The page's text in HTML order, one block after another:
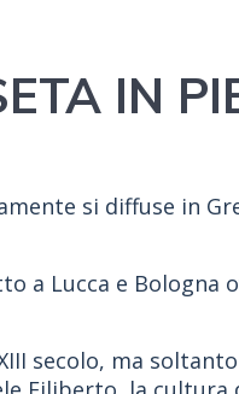
IN
si diffuse in
a Lucca e
secolo, ma